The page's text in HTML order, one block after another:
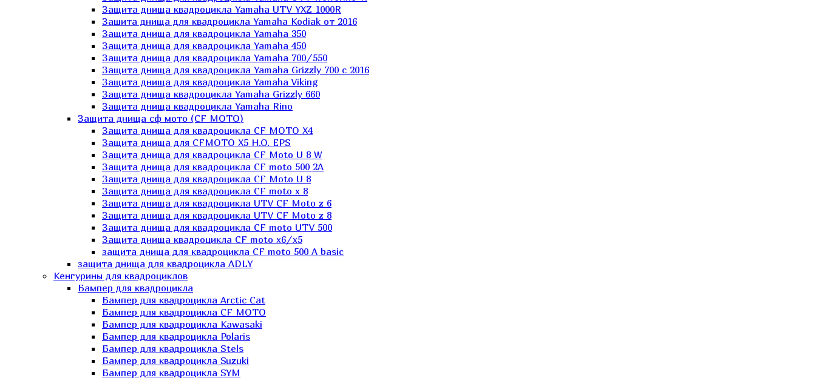
Защита днища квадроцикла Yamaha UTV YXZ 1000R
Зашита днища для квадроцикла Yamaha Kodiak от 2016
Защита днища для квадроцикла Yamaha 350
Защита днища для квадроцикла Yamaha 450
Защита днища для квадроцикла Yamaha 700/550
Защита днища для квадроцикла Yamaha Grizzly 700 с 2016
Защита днища для квадроцикла Yamaha Viking
Защита днища квадроцикла Yamaha Grizzly 660
Защита днища квадроцикла Yamaha Rino
Защита днища сф мото (CF MOTO)
Защита днища для квадроцикла CF MOTO X4
Защита днища для CFMOTO X5 H.O. EPS
Защита днища для квадроцикла CF Moto U 8 W
Защита днища для квадроцикла CF moto 500 2A
Защита днища для квадроцикла CF Moto U 8
Защита днища для квадроцикла CF moto x 8
Защита днища для квадроцикла UTV CF Moto z 6
Защита днища для квадроцикла UTV CF Moto z 8
Защита днища для квадроцикла СF moto UTV 500
Защита днища квадроцикла СF moto x6/x5
защита днища для квадроцикла CF moto 500 A basic
защита днища для квадроцикла ADLY
Кенгурины для квадроциклов
Бампер для квадроцикла
Бампер для квадроцикла Arctic Cat
Бампер для квадроцикла CF MOTO
Бампер для квадроцикла Kawasaki
Бампер для квадроцикла Polaris
Бампер для квадроцикла Stels
Бампер для квадроцикла Suzuki
Бампер для квадроцикла SYM